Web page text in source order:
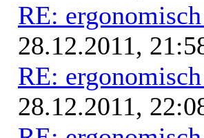
RE:
28.12.2011,
RE:
28.12.2011,